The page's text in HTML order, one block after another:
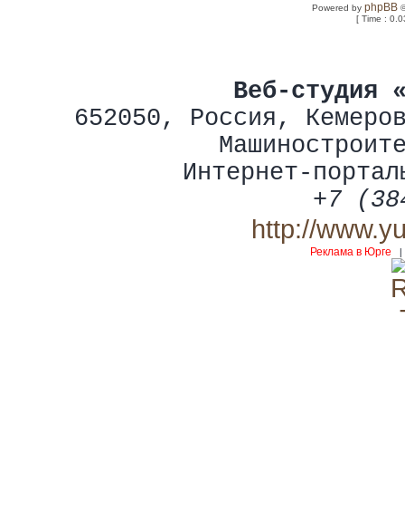
Powered byphpBB
[ Time :
Веб-студия
652050, Россия ,
Интернет-
+7
http://
Реклама в Юрге